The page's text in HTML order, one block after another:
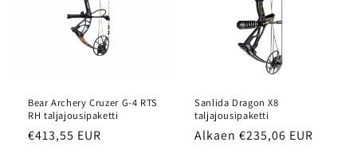
Bear Archery Cruzer G-4 RTS
RH taljajousipaketti
Normaalihinta
€413,55 EUR
Sanlida Dragon X8
taljajousipaketti
Normaalihinta
Alkaen €235,06 EUR